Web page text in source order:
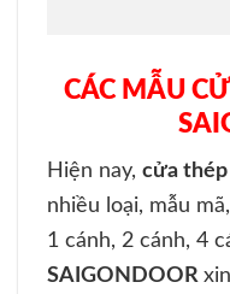
CÁC MẪU
Hiện nay, cửa
nhiều loại, mẫu
1 cánh, 2 cánh, 4
SAIGONDOOR